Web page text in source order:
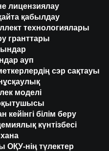
лицензиялау
қабылдау
технологиялары
гранттары
ауп
сэр сақтауы
моделі
білім беру
күнтізбесі
ОҚУ-нің түлектер